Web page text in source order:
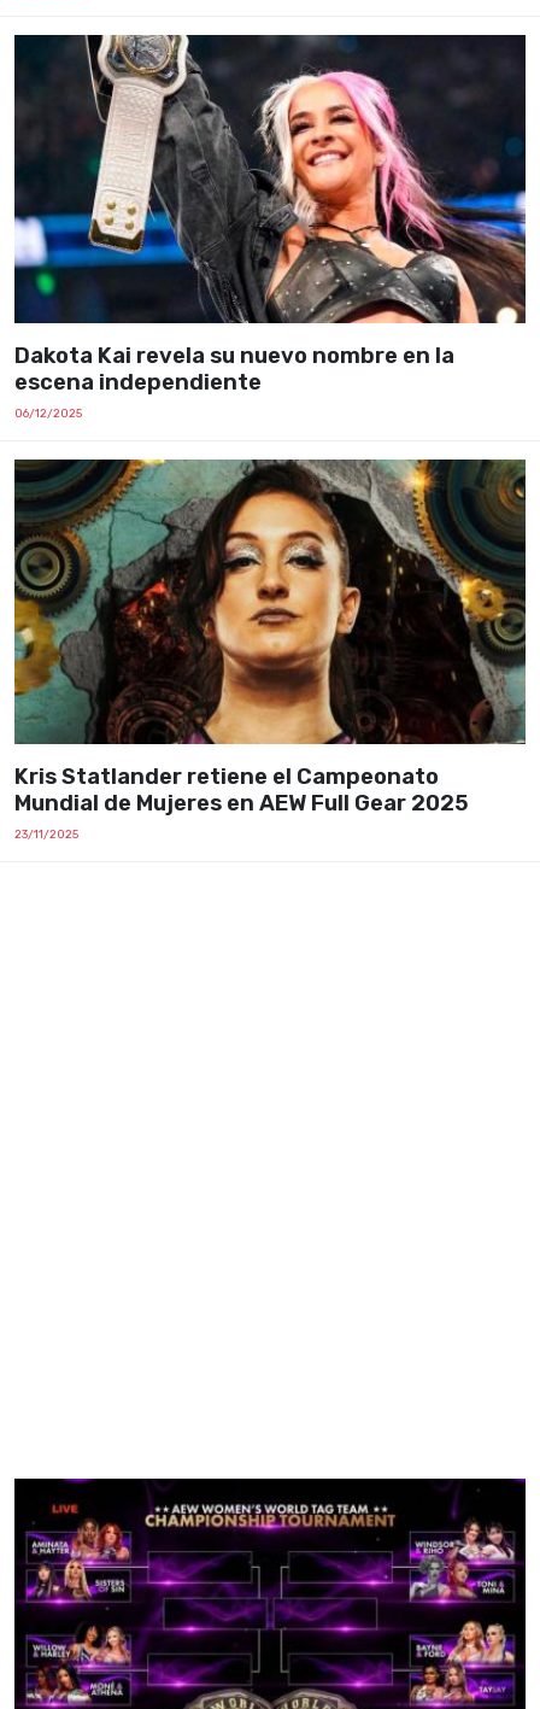
Dakota Kai revela su nuevo nombre en la
escena independiente
06/12/2025
Kris Statlander retiene el Campeonato
Mundial de Mujeres en AEW Full Gear 2025
23/11/2025